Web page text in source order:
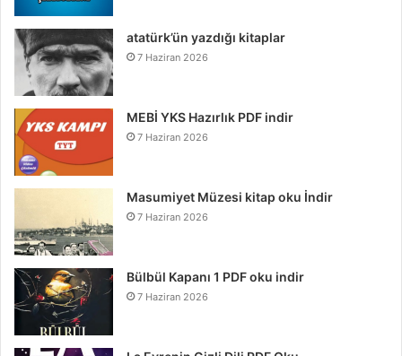
atatürk’ün yazdığı kitaplar
7 Haziran 2026
MEBİ YKS Hazırlık PDF indir
7 Haziran 2026
Masumiyet Müzesi kitap oku İndir
7 Haziran 2026
Bülbül Kapanı 1 PDF oku indir
7 Haziran 2026